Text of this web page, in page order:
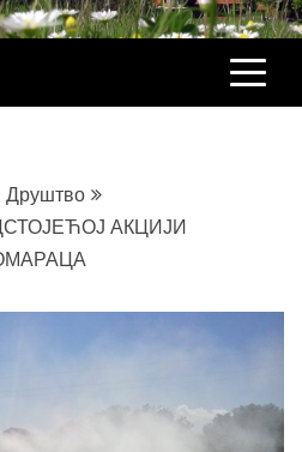
ЕКОНОМИЈА,
ИМЕНИК,
Друштво
АКЦИЈИ